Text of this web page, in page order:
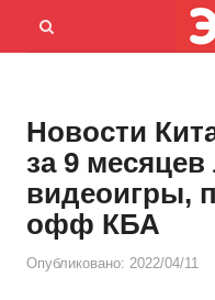
Menu
Открыть
Новости
за 9
видеоигры,
офф КБА
Опубликовано: 2022/04/11